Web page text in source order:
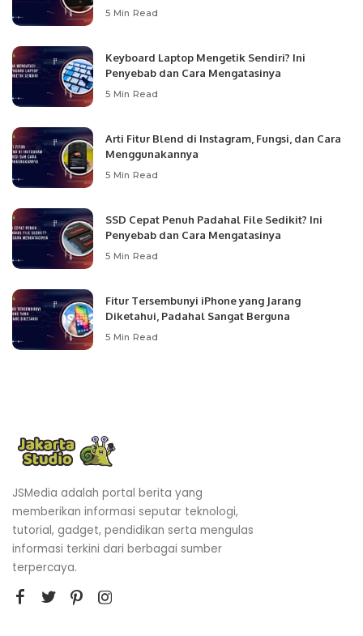
5 Min Read
Keyboard Laptop Mengetik Sendiri? Ini
Penyebab dan Cara Mengatasinya
5 Min Read
Arti Fitur Blend di Instagram, Fungsi, dan Cara
Menggunakannya
5 Min Read
SSD Cepat Penuh Padahal File Sedikit? Ini
Penyebab dan Cara Mengatasinya
5 Min Read
Fitur Tersembunyi iPhone yang Jarang
Diketahui, Padahal Sangat Berguna
5 Min Read
JSMedia adalah portal berita yang
memberikan informasi seputar teknologi,
tutorial, gadget, pendidikan serta mengulas
informasi terkini dari berbagai sumber
terpercaya.